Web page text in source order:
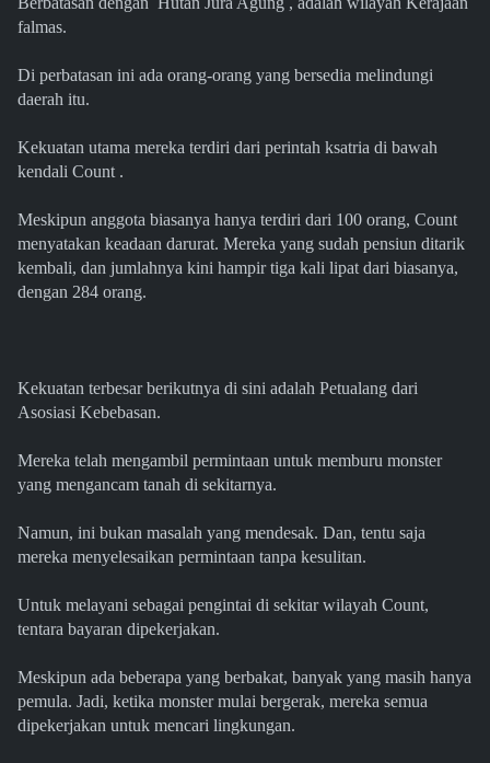
falmas.
Di perbatasan ini ada orang-orang yang bersedia melindungi
daerah itu.
Kekuatan utama mereka terdiri dari perintah ksatria di bawah
kendali Count .
Meskipun anggota biasanya hanya terdiri dari 100 orang, Count
menyatakan keadaan darurat. Mereka yang sudah pensiun ditarik
kembali, dan jumlahnya kini hampir tiga kali lipat dari biasanya,
dengan 284 orang.
Kekuatan terbesar berikutnya di sini adalah Petualang dari
Asosiasi Kebebasan.
Mereka telah mengambil permintaan untuk memburu monster
yang mengancam tanah di sekitarnya.
Namun, ini bukan masalah yang mendesak. Dan, tentu saja
mereka menyelesaikan permintaan tanpa kesulitan.
Untuk melayani sebagai pengintai di sekitar wilayah Count,
tentara bayaran dipekerjakan.
Meskipun ada beberapa yang berbakat, banyak yang masih hanya
pemula. Jadi, ketika monster mulai bergerak, mereka semua
dipekerjakan untuk mencari lingkungan.